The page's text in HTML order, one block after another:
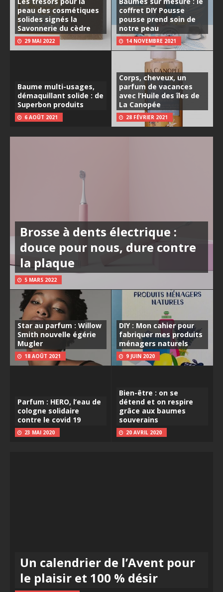
peau des cosmétiques
solides signés la
Savonnerie du cèdre
29 MAI 2022
coffret DIY Pousse
pousse prend soin de
notre peau
14 NOVEMBRE 2021
Baume multi-usages,
démaquillant solide : de
Superbon produits
6 AOÛT 2021
Corps, cheveux, un
parfum de vacances
avec l’Huile des îles de
La Canopée
28 FÉVRIER 2021
Brosse à dents électrique :
douce pour nous, dure contre
la plaque
5 MARS 2022
Star au parfum : Willow
Smith nouvelle égérie
Mugler
18 AOÛT 2021
DIY : Mon cahier pour
fabriquer mes produits
ménagers naturels
9 JUIN 2020
Parfum : HERO, l’eau de
cologne solidaire
contre le covid 19
23 MAI 2020
Bien-être : on se
détend et on respire
grâce aux baumes
souverains
20 AVRIL 2020
Un calendrier de l’Avent pour
le plaisir et 100 % désir